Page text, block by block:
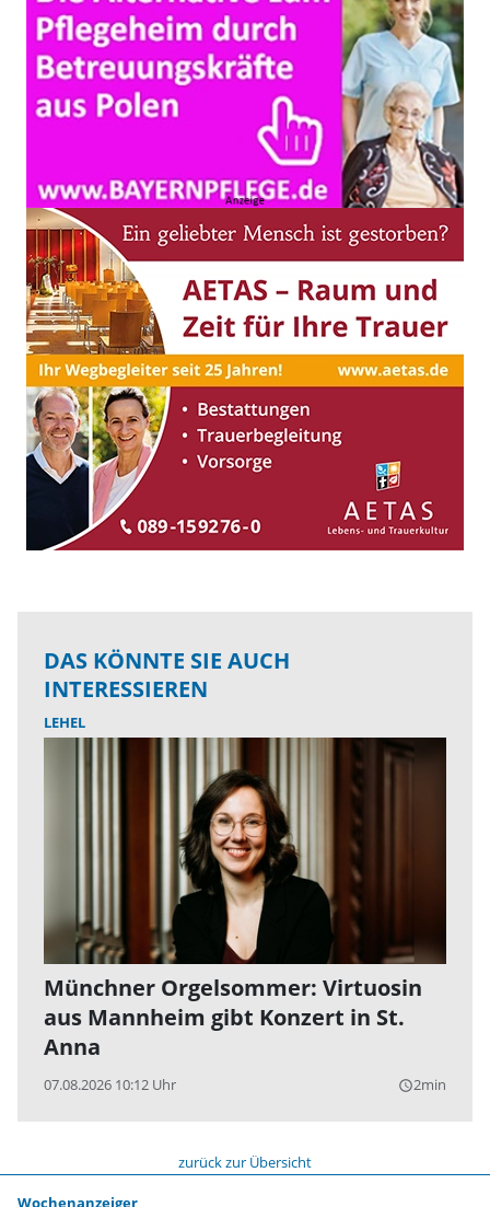
DAS KÖNNTE SIE AUCH
INTERESSIEREN
LEHEL
Münchner Orgelsommer: Virtuosin
aus Mannheim gibt Konzert in St.
Anna
07.08.2026 10:12 Uhr query_builder2min
zurück zur Übersicht
Wochenanzeiger